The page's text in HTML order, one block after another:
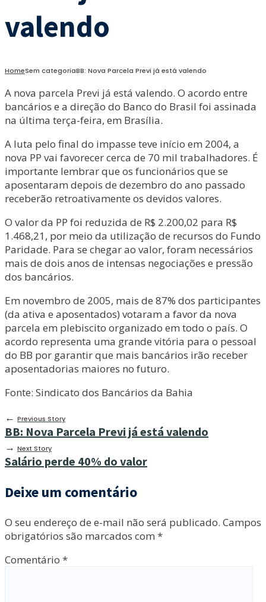
valendo
HomeSem categoriaBB: Nova Parcela Previ já está valendo
A nova parcela Previ já está valendo. O acordo entre
bancários e a direção do Banco do Brasil foi assinada
na última terça-feira, em Brasília.
A luta pelo final do impasse teve início em 2004, a
nova PP vai favorecer cerca de 70 mil trabalhadores. É
importante lembrar que os funcionários que se
aposentaram depois de dezembro do ano passado
receberão retroativamente os devidos valores.
O valor da PP foi reduzida de R$ 2.200,02 para R$
1.468,21, por meio da utilização de recursos do Fundo
Paridade. Para se chegar ao valor, foram necessários
mais de dois anos de intensas negociações e pressão
dos bancários.
Em novembro de 2005, mais de 87% dos participantes
(da ativa e aposentados) votaram a favor da nova
parcela em plebiscito organizado em todo o país. O
acordo representa uma grande vitória para o pessoal
do BB por garantir que mais bancários irão receber
aposentadorias maiores no futuro.
Fonte: Sindicato dos Bancários da Bahia
← Previous Story
BB: Nova Parcela Previ já está valendo
→ Next Story
Salário perde 40% do valor
Deixe um comentário
O seu endereço de e-mail não será publicado. Campos
obrigatórios são marcados com *
Comentário *